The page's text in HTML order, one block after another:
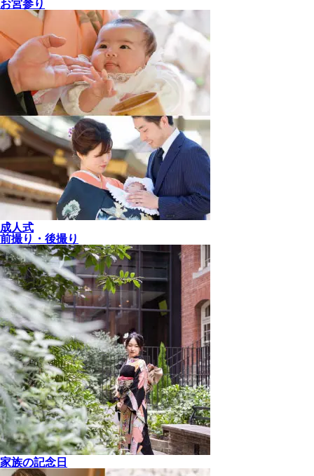
お宮参り
成人式
前撮り・後撮り
家族の記念日